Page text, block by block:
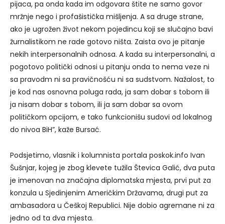
pijaca, pa onda kada im odgovara štite ne samo govor
mržnje nego i profašistička mišljenja. A sa druge strane,
ako je ugrožen život nekom pojedincu koji se slučajno bavi
žurnalistikom ne rade gotovo ništa. Zaista ovo je pitanje
nekih interpersonalnih odnosa. A kada su interpersonalni, a
pogotovo politički odnosi u pitanju onda to nema veze ni
sa pravodm ni sa pravičnošću ni sa sudstvom. Nažalost, to
je kod nas osnovna poluga rada, ja sam dobar s tobom ili
ja nisam dobar s tobom, ili ja sam dobar sa ovom
političkom opcijom, e tako funkcionišu sudovi od lokalnog
do nivoa BiH”, kaže Bursać.
Podsjetimo, vlasnik i kolumnista portala poskok.info Ivan
Šušnjar, kojeg je zbog klevete tužila Števica Galić, dva puta
je imenovan na značajna diplomatska mjesta, prvi put za
konzula u Sjedinjenim Američkim Državama, drugi put za
ambasadora u Češkoj Republici. Nije dobio agremane ni za
jedno od ta dva mjesta.